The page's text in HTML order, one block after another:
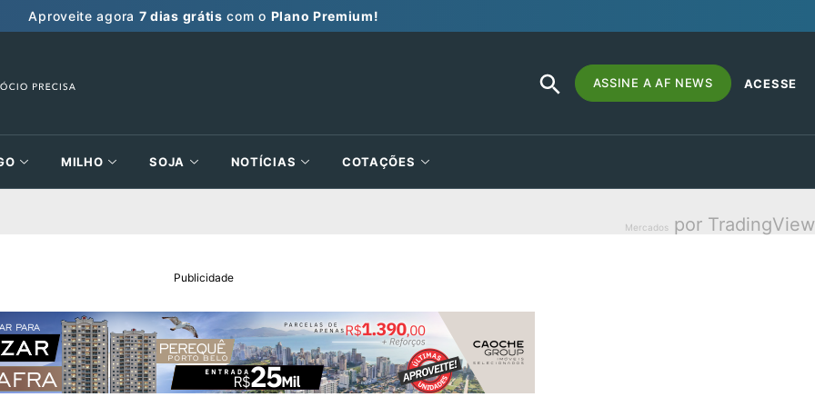
Aproveite agora 7 dias grátis com o Plano Premium!
Search
for:
SEARCH
BUTTON
ASSINE A AF NEWS ACESSE
MILHO SOJA NOTÍCIAS COTAÇÕES
Mercados por TradingView
Publicidade